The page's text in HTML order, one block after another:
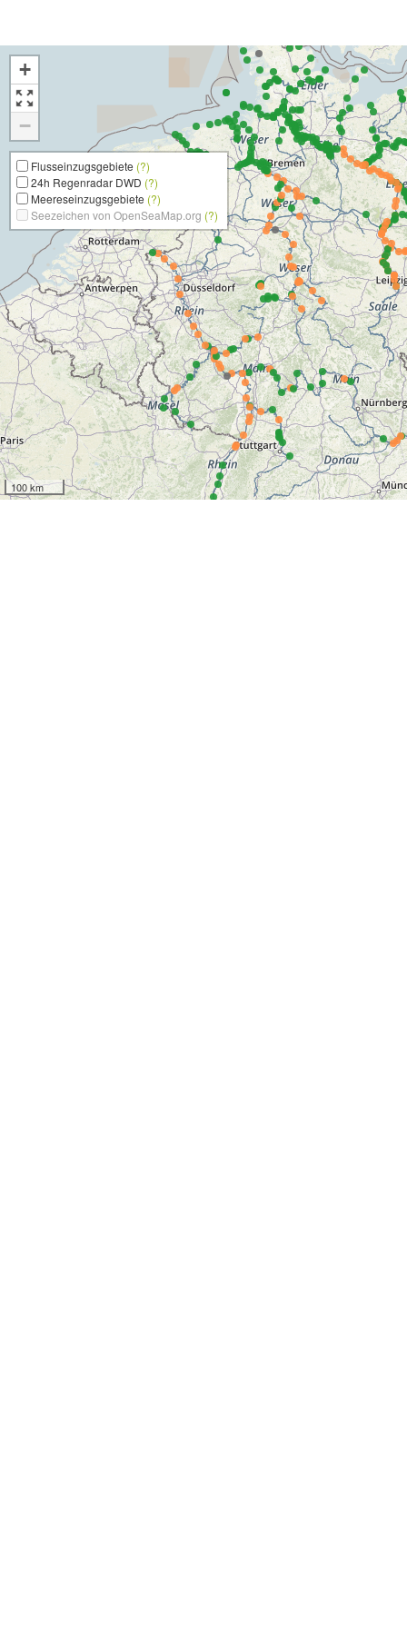
+
−
Flusseinzugsgebiete (?)
24h Regenradar DWD (?)
Meereseinzugsgebiete (?)
Seezeichen von OpenSeaMap.org (?)
100 km